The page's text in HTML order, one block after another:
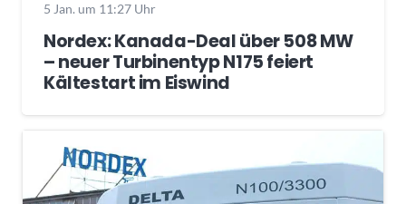
5 Jan. um 11:27 Uhr
Nordex: Kanada-Deal über 508 MW
– neuer Turbinentyp N175 feiert
Kältestart im Eiswind